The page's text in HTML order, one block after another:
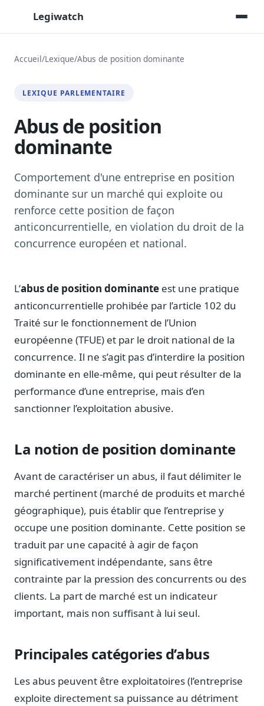
Legiwatch
Posez vos questions, réponses sourcées
Transcriptions IA
Toutes les séances AN/Sénat transcrites
Synthèses IA
Veille des matinales radio
9 interviews politiques, analysées avant 10 h
Alertes personnalisées
Par dossier, personne, mot-clé
Fiches parlementaires
Parcours, mandats, prises de position
Registre HATVP
Cartographier l'influence sur un dossier
Affaires publiques
Cabinets, DRI, consultants en lobbying
JO, décrets, conseil des ministres, AAI
Fédérations & plaidoyer
ONG, syndicats, ordres, associations
Parlementaires
Préparez vos interventions et amendements
Journalistes
Veille en temps réel, embeds pour vos contenus
Chercheurs
Données exhaustives pour vos travaux académiques
Suivi par secteur
11 secteurs : énergie, santé, finance, numérique…
Cas d'usage concrets
Six cas pour gagner du temps
Conseil (Advisory)
Consultants seniors, plateforme Legiwatch incluse
Accueil/Lexique/Abus de position dominante
LEXIQUE PARLEMENTAIRE
Abus de position
dominante
Comportement d'une entreprise en position
dominante sur un marché qui exploite ou
renforce cette position de façon
anticoncurrentielle, en violation du droit de la
concurrence européen et national.
L’abus de position dominante est une pratique
anticoncurrentielle prohibée par l’article 102 du
Traité sur le fonctionnement de l’Union
européenne (TFUE) et par le droit national de la
concurrence. Il ne s’agit pas d’interdire la position
dominante en elle-même, qui peut résulter de la
performance d’une entreprise, mais d’en
sanctionner l’exploitation abusive.
La notion de position dominante
Avant de caractériser un abus, il faut délimiter le
marché pertinent (marché de produits et marché
géographique), puis établir que l’entreprise y
occupe une position dominante. Cette position se
traduit par une capacité à agir de façon
significativement indépendante, sans être
contrainte par la pression des concurrents ou des
clients. La part de marché est un indicateur
important, mais non suffisant à lui seul.
Principales catégories d’abus
Les abus peuvent être exploitatoires (l’entreprise
exploite directement sa puissance au détriment